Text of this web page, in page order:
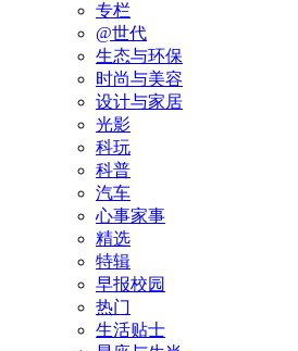
专栏
@世代
生态与环保
时尚与美容
设计与家居
光影
科玩
科普
汽车
心事家事
精选
特辑
早报校园
热门
生活贴士